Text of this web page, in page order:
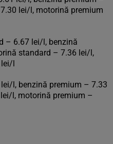
lei/l, motorină premium
– 6.67 lei/l, benzină
standard – 7.36 lei/l,
lei/l
l, benzină premium – 7.33
l, motorină premium –